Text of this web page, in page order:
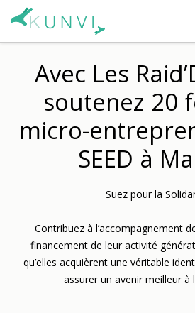
Avec Les
soutenez 20
micro-
SEED à
Suez pour la
Contribuez à l’accompagnement
financement de leur activité
qu’elles acquièrent une véritable
assurer un avenir meilleur à